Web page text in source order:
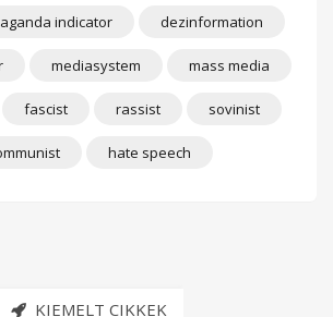
indicator dezinformation
mediasystem mass media
fascist rassist sovinist
hate speech
KIEMELT CIKKEK